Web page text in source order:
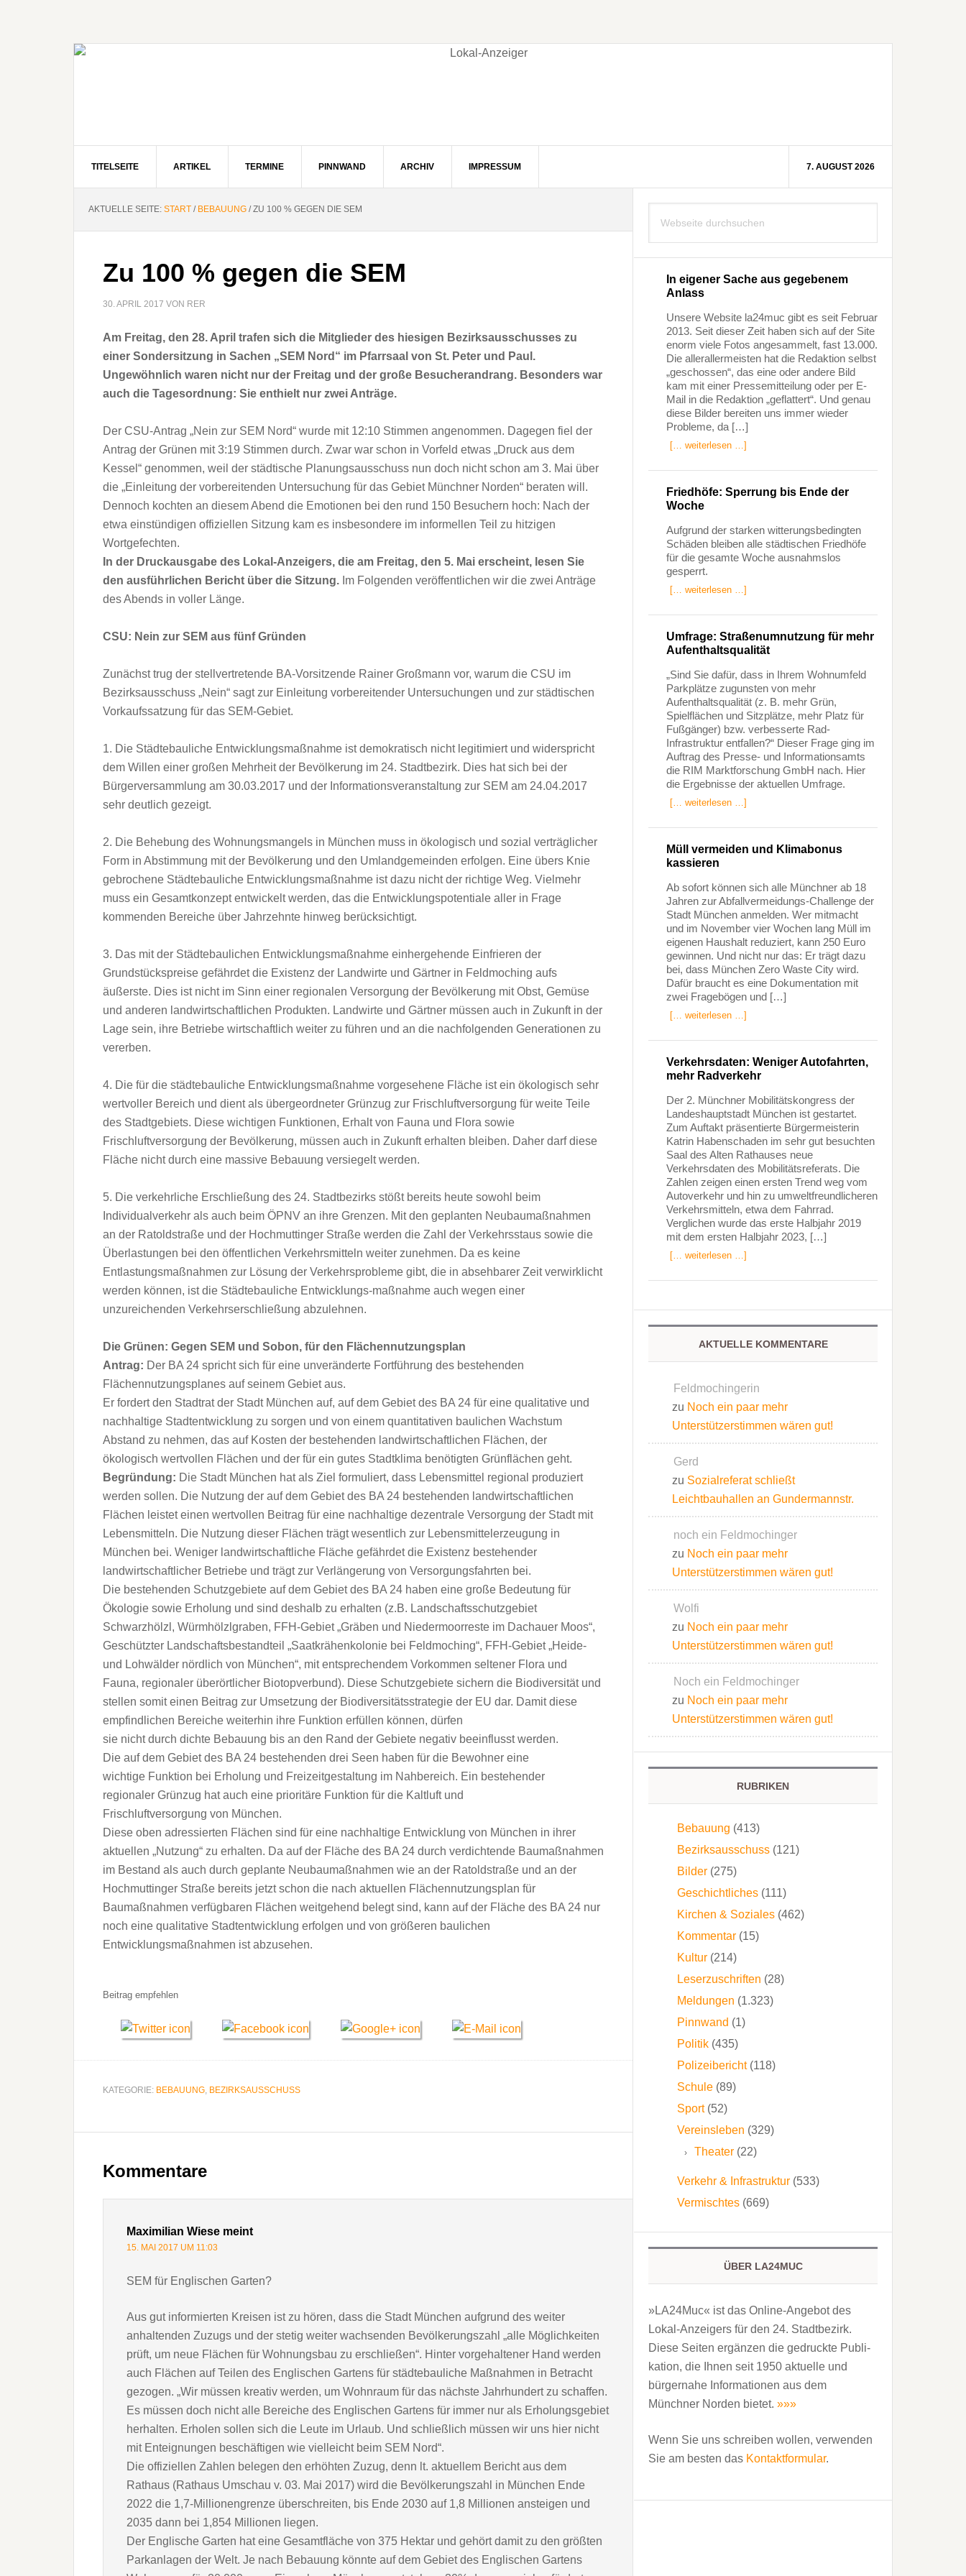
TITELSEITE ARTIKEL TERMINE PINNWAND ARCHIV IMPRESSUM 7. AUGUST 2026
AKTUELLE SEITE: START / BEBAUUNG /ZU 100 % GEGEN DIE SEM
Zu 100 % gegen die SEM
30. APRIL 2017 VON RER
Am Freitag, den 28. April trafen sich die Mitglieder des hiesigen Bezirksausschusses zu
einer Sondersitzung in Sachen „SEM Nord“ im Pfarrsaal von St. Peter und Paul.
Ungewöhnlich waren nicht nur der Freitag und der große Besucherandrang. Besonders war
auch die Tagesordnung: Sie enthielt nur zwei Anträge.
Der CSU-Antrag „Nein zur SEM Nord“ wurde mit 12:10 Stimmen angenommen. Dagegen fiel der
Antrag der Grünen mit 3:19 Stimmen durch. Zwar war schon in Vorfeld etwas „Druck aus dem
Kessel“ genommen, weil der städtische Planungsausschuss nun doch nicht schon am 3. Mai über
die „Einleitung der vorbereitenden Untersuchung für das Gebiet Münchner Norden“ beraten will.
Dennoch kochten an diesem Abend die Emotionen bei den rund 150 Besuchern hoch: Nach der
etwa einstündigen offiziellen Sitzung kam es insbesondere im informellen Teil zu hitzigen
Wortgefechten.
In der Druckausgabe des Lokal-Anzeigers, die am Freitag, den 5. Mai erscheint, lesen Sie
den ausführlichen Bericht über die Sitzung. Im Folgenden veröffentlichen wir die zwei Anträge
des Abends in voller Länge.
CSU: Nein zur SEM aus fünf Gründen
Zunächst trug der stellvertretende BA-Vorsitzende Rainer Großmann vor, warum die CSU im
Bezirksausschuss „Nein“ sagt zur Einleitung vorbereitender Untersuchungen und zur städtischen
Vorkaufssatzung für das SEM-Gebiet.
1. Die Städtebauliche Entwicklungsmaßnahme ist demokratisch nicht legitimiert und widerspricht
dem Willen einer großen Mehrheit der Bevölkerung im 24. Stadtbezirk. Dies hat sich bei der
Bürgerversammlung am 30.03.2017 und der Informationsveranstaltung zur SEM am 24.04.2017
sehr deutlich gezeigt.
2. Die Behebung des Wohnungsmangels in München muss in ökologisch und sozial verträglicher
Form in Abstimmung mit der Bevölkerung und den Umlandgemeinden erfolgen. Eine übers Knie
gebrochene Städtebauliche Entwicklungsmaßnahme ist dazu nicht der richtige Weg. Vielmehr
muss ein Gesamtkonzept entwickelt werden, das die Entwicklungspotentiale aller in Frage
kommenden Bereiche über Jahrzehnte hinweg berücksichtigt.
3. Das mit der Städtebaulichen Entwicklungsmaßnahme einhergehende Einfrieren der
Grundstückspreise gefährdet die Existenz der Landwirte und Gärtner in Feldmoching aufs
äußerste. Dies ist nicht im Sinn einer regionalen Versorgung der Bevölkerung mit Obst, Gemüse
und anderen landwirtschaftlichen Produkten. Landwirte und Gärtner müssen auch in Zukunft in der
Lage sein, ihre Betriebe wirtschaftlich weiter zu führen und an die nachfolgenden Generationen zu
vererben.
4. Die für die städtebauliche Entwicklungsmaßnahme vorgesehene Fläche ist ein ökologisch sehr
wertvoller Bereich und dient als übergeordneter Grünzug zur Frischluftversorgung für weite Teile
des Stadtgebiets. Diese wichtigen Funktionen, Erhalt von Fauna und Flora sowie
Frischluftversorgung der Bevölkerung, müssen auch in Zukunft erhalten bleiben. Daher darf diese
Fläche nicht durch eine massive Bebauung versiegelt werden.
5. Die verkehrliche Erschließung des 24. Stadtbezirks stößt bereits heute sowohl beim
Individualverkehr als auch beim ÖPNV an ihre Grenzen. Mit den geplanten Neubaumaßnahmen
an der Ratoldstraße und der Hochmuttinger Straße werden die Zahl der Verkehrsstaus sowie die
Überlastungen bei den öffentlichen Verkehrsmitteln weiter zunehmen. Da es keine
Entlastungsmaßnahmen zur Lösung der Verkehrsprobleme gibt, die in absehbarer Zeit verwirklicht
werden können, ist die Städtebauliche Entwicklungs-maßnahme auch wegen einer
unzureichenden Verkehrserschließung abzulehnen.
Die Grünen: Gegen SEM und Sobon, für den Flächennutzungsplan
Antrag: Der BA 24 spricht sich für eine unveränderte Fortführung des bestehenden
Flächennutzungsplanes auf seinem Gebiet aus.
Er fordert den Stadtrat der Stadt München auf, auf dem Gebiet des BA 24 für eine qualitative und
nachhaltige Stadtentwicklung zu sorgen und von einem quantitativen baulichen Wachstum
Abstand zu nehmen, das auf Kosten der bestehenden landwirtschaftlichen Flächen, der
ökologisch wertvollen Flächen und der für ein gutes Stadtklima benötigten Grünflächen geht.
Begründung: Die Stadt München hat als Ziel formuliert, dass Lebensmittel regional produziert
werden sollen. Die Nutzung der auf dem Gebiet des BA 24 bestehenden landwirtschaftlichen
Flächen leistet einen wertvollen Beitrag für eine nachhaltige dezentrale Versorgung der Stadt mit
Lebensmitteln. Die Nutzung dieser Flächen trägt wesentlich zur Lebensmittelerzeugung in
München bei. Weniger landwirtschaftliche Fläche gefährdet die Existenz bestehender
landwirtschaftlicher Betriebe und trägt zur Verlängerung von Versorgungsfahrten bei.
Die bestehenden Schutzgebiete auf dem Gebiet des BA 24 haben eine große Bedeutung für
Ökologie sowie Erholung und sind deshalb zu erhalten (z.B. Landschaftsschutzgebiet
Schwarzhölzl, Würmhölzlgraben, FFH-Gebiet „Gräben und Niedermoorreste im Dachauer Moos“,
Geschützter Landschaftsbestandteil „Saatkrähenkolonie bei Feldmoching“, FFH-Gebiet „Heide-
und Lohwälder nördlich von München“, mit entsprechendem Vorkommen seltener Flora und
Fauna, regionaler überörtlicher Biotopverbund). Diese Schutzgebiete sichern die Biodiversität und
stellen somit einen Beitrag zur Umsetzung der Biodiversitätsstrategie der EU dar. Damit diese
empfindlichen Bereiche weiterhin ihre Funktion erfüllen können, dürfen
sie nicht durch dichte Bebauung bis an den Rand der Gebiete negativ beeinflusst werden.
Die auf dem Gebiet des BA 24 bestehenden drei Seen haben für die Bewohner eine
wichtige Funktion bei Erholung und Freizeitgestaltung im Nahbereich. Ein bestehender
regionaler Grünzug hat auch eine prioritäre Funktion für die Kaltluft und
Frischluftversorgung von München.
Diese oben adressierten Flächen sind für eine nachhaltige Entwicklung von München in ihrer
aktuellen „Nutzung“ zu erhalten. Da auf der Fläche des BA 24 durch verdichtende Baumaßnahmen
im Bestand als auch durch geplante Neubaumaßnahmen wie an der Ratoldstraße und an der
Hochmuttinger Straße bereits jetzt schon die nach aktuellen Flächennutzungsplan für
Baumaßnahmen verfügbaren Flächen weitgehend belegt sind, kann auf der Fläche des BA 24 nur
noch eine qualitative Stadtentwicklung erfolgen und von größeren baulichen
Entwicklungsmaßnahmen ist abzusehen.
Beitrag empfehlen
KATEGORIE: BEBAUUNG, BEZIRKSAUSSCHUSS
Interaktionen
Kommentare
Maximilian Wiese meint
15. MAI 2017 UM 11:03
SEM für Englischen Garten?
Aus gut informierten Kreisen ist zu hören, dass die Stadt München aufgrund des weiter
anhaltenden Zuzugs und der stetig weiter wachsenden Bevölkerungszahl „alle Möglichkeiten
prüft, um neue Flächen für Wohnungsbau zu erschließen“. Hinter vorgehaltener Hand werden
auch Flächen auf Teilen des Englischen Gartens für städtebauliche Maßnahmen in Betracht
gezogen. „Wir müssen kreativ werden, um Wohnraum für das nächste Jahrhundert zu schaffen.
Es müssen doch nicht alle Bereiche des Englischen Gartens für immer nur als Erholungsgebiet
herhalten. Erholen sollen sich die Leute im Urlaub. Und schließlich müssen wir uns hier nicht
mit Enteignungen beschäftigen wie vielleicht beim SEM Nord“.
Die offiziellen Zahlen belegen den erhöhten Zuzug, denn lt. aktuellem Bericht aus dem
Rathaus (Rathaus Umschau v. 03. Mai 2017) wird die Bevölkerungszahl in München Ende
2022 die 1,7-Millionengrenze überschreiten, bis Ende 2030 auf 1,8 Millionen ansteigen und
2035 dann bei 1,854 Millionen liegen.
Der Englische Garten hat eine Gesamtfläche von 375 Hektar und gehört damit zu den größten
Parkanlagen der Welt. Je nach Bebauung könnte auf dem Gebiet des Englischen Gartens
Seitenspalte
durchsuchen
In eigener Sache aus gegebenem
Anlass
Unsere Website la24muc gibt es seit Februar
2013. Seit dieser Zeit haben sich auf der Site
enorm viele Fotos angesammelt, fast 13.000.
Die allerallermeisten hat die Redaktion selbst
„geschossen“, das eine oder andere Bild
kam mit einer Pressemitteilung oder per E-
Mail in die Redaktion „geflattert“. Und genau
diese Bilder bereiten uns immer wieder
Probleme, da […]
[… weiterlesen …]
Friedhöfe: Sperrung bis Ende der
Woche
Aufgrund der starken witterungsbedingten
Schäden bleiben alle städtischen Friedhöfe
für die gesamte Woche ausnahmslos
gesperrt.
[… weiterlesen …]
Umfrage: Straßenumnutzung für mehr
Aufenthaltsqualität
„Sind Sie dafür, dass in Ihrem Wohnumfeld
Parkplätze zugunsten von mehr
Aufenthaltsqualität (z. B. mehr Grün,
Spielflächen und Sitzplätze, mehr Platz für
Fußgänger) bzw. verbesserte Rad-
Infrastruktur entfallen?“ Dieser Frage ging im
Auftrag des Presse- und Informationsamts
die RIM Marktforschung GmbH nach. Hier
die Ergebnisse der aktuellen Umfrage.
[… weiterlesen …]
Müll vermeiden und Klimabonus
kassieren
Ab sofort können sich alle Münchner ab 18
Jahren zur Abfallvermeidungs-Challenge der
Stadt München anmelden. Wer mitmacht
und im November vier Wochen lang Müll im
eigenen Haushalt reduziert, kann 250 Euro
gewinnen. Und nicht nur das: Er trägt dazu
bei, dass München Zero Waste City wird.
Dafür braucht es eine Dokumentation mit
zwei Fragebögen und […]
[… weiterlesen …]
Verkehrsdaten: Weniger Autofahrten,
mehr Radverkehr
Der 2. Münchner Mobilitätskongress der
Landeshauptstadt München ist gestartet.
Zum Auftakt präsentierte Bürgermeisterin
Katrin Habenschaden im sehr gut besuchten
Saal des Alten Rathauses neue
Verkehrsdaten des Mobilitätsreferats. Die
Zahlen zeigen einen ersten Trend weg vom
Autoverkehr und hin zu umweltfreundlicheren
Verkehrsmitteln, etwa dem Fahrrad.
Verglichen wurde das erste Halbjahr 2019
mit dem ersten Halbjahr 2023, […]
[… weiterlesen …]
AKTUELLE KOMMENTARE
Feldmochingerin
zu Noch ein paar mehr
Unterstützerstimmen wären gut!
Gerd
zu Sozialreferat schließt
Leichtbauhallen an Gundermannstr.
noch ein Feldmochinger
zu Noch ein paar mehr
Unterstützerstimmen wären gut!
Wolfi
zu Noch ein paar mehr
Unterstützerstimmen wären gut!
Noch ein Feldmochinger
zu Noch ein paar mehr
Unterstützerstimmen wären gut!
RUBRIKEN
Bebauung (413)
Bezirksausschuss (121)
Bilder (275)
Geschichtliches (111)
Kirchen & Soziales (462)
Kommentar (15)
Kultur (214)
Leserzuschriften (28)
Meldungen (1.323)
Pinnwand (1)
Politik (435)
Polizeibericht(118)
Schule (89)
Sport(52)
Vereinsleben (329)
Theater (22)
Verkehr & Infrastruktur (533)
Vermischtes (669)
ÜBER LA24MUC
»LA24Muc« ist das Online-Angebot des
Lokal-Anzeigers für den 24. Stadtbezirk.
Diese Seiten ergänzen die gedruckte Publi­
kation, die Ihnen seit 1950 aktuelle und
bürgernahe Informationen aus dem
Münchner Norden bietet. »»»
Wenn Sie uns schreiben wollen, verwenden
Sie am besten das Kontaktformular.